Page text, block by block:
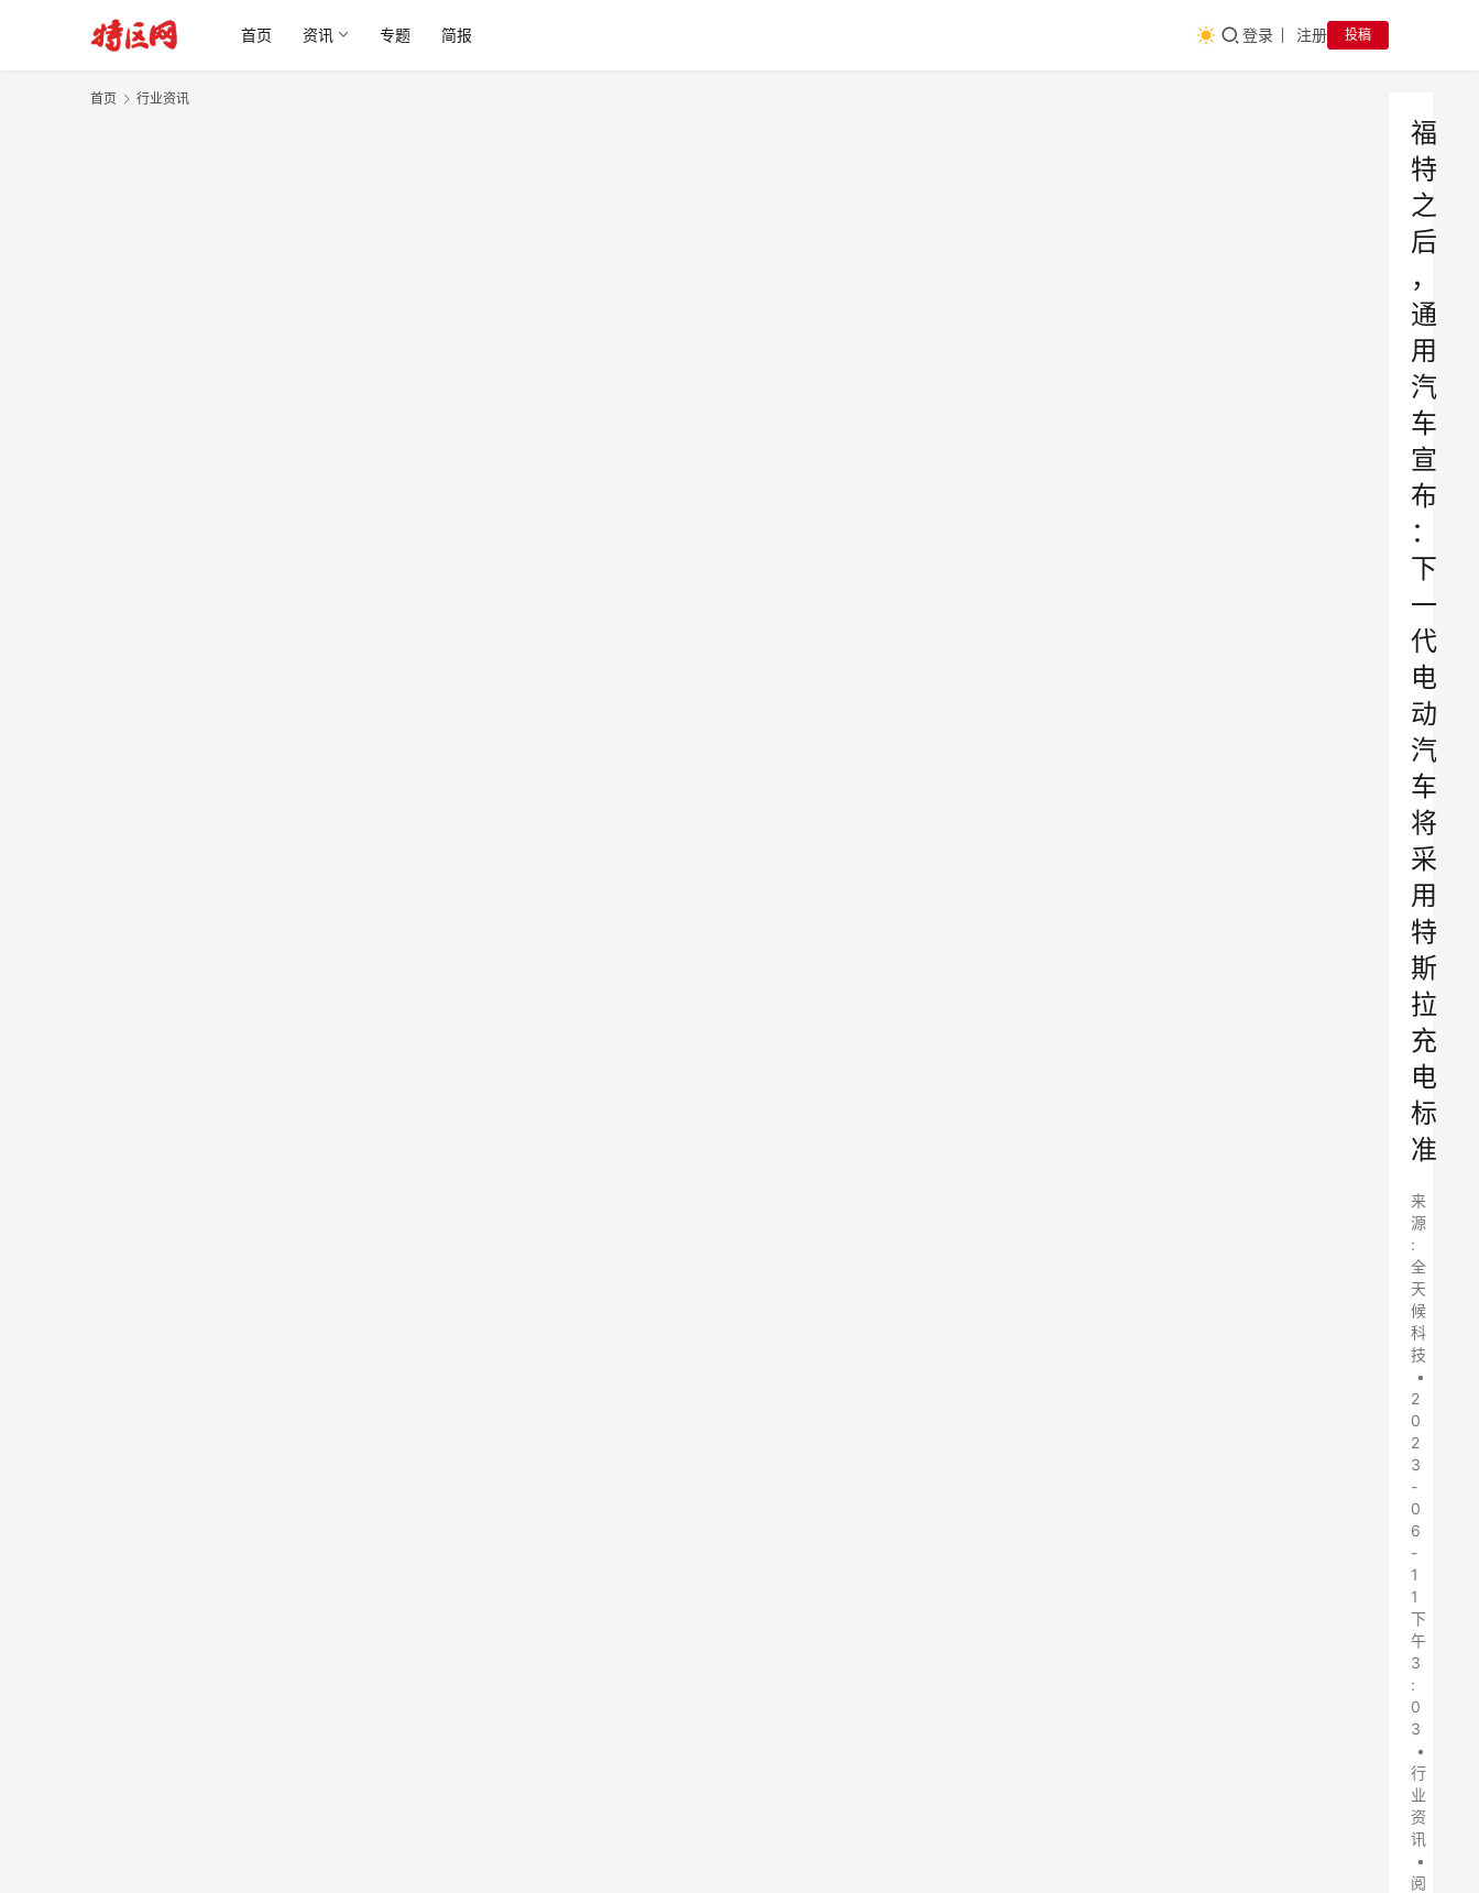
首页 资讯 专题 简报 登录 注册 投稿
首页 行业资讯
福
特
之
后
，
通
用
汽
车
宣
布
：
下
一
代
电
动
汽
车
将
采
用
特
斯
拉
充
电
标
准
来
源
:
全
天
候
科
技
•
2
0
2
3
-
0
6
-
1
1
下
午
3
:
0
3
•
行
业
资
讯
•
阅